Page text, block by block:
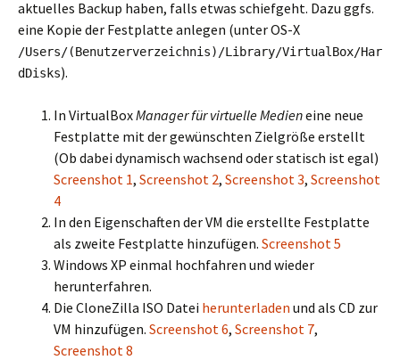
aktuelles Backup haben, falls etwas schiefgeht. Dazu ggfs.
eine Kopie der Festplatte anlegen (unter OS-X
/Users/(Benutzerverzeichnis)/Library/VirtualBox/Har
dDisks).
In VirtualBoxManager für virtuelle Medieneine neue
Festplatte mit der gewünschten Zielgröße erstellt
(Ob dabei dynamisch wachsend oder statisch ist egal)
Screenshot 1, Screenshot 2, Screenshot 3, Screenshot
4
In den Eigenschaften der VM die erstellte Festplatte
als zweite Festplatte hinzufügen. Screenshot 5
Windows XP einmal hochfahren und wieder
herunterfahren.
Die CloneZilla ISO Datei herunterladen und als CD zur
VM hinzufügen. Screenshot 6, Screenshot 7,
Screenshot 8